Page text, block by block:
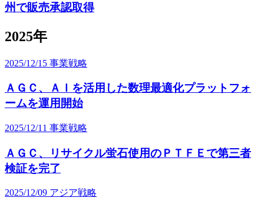
州で販売承認取得
2025年
2025/12/15 事業戦略
ＡＧＣ、ＡＩを活用した数理最適化プラットフォ
ームを運用開始
2025/12/11 事業戦略
ＡＧＣ、リサイクル蛍石使用のＰＴＦＥで第三者
検証を完了
2025/12/09 アジア戦略